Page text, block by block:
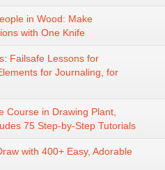
in Wood: Make
with One Knife
Failsafe Lessons for
for Journaling, for
Course in Drawing Plant,
75 Step-by-Step Tutorials
with 400+ Easy, Adorable